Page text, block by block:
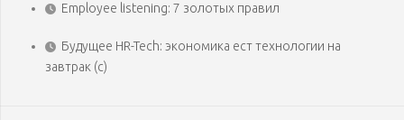
Employee listening: 7 золотых правил
Будущее HR-Tech: экономика ест технологии на
завтрак (с)